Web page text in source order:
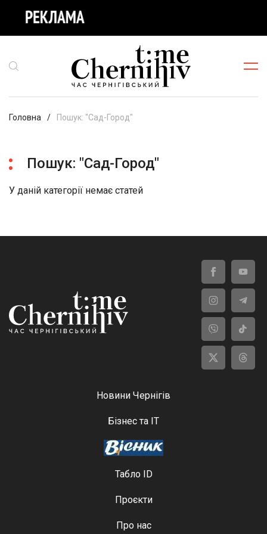
Головна Пошук: "Сад-Город"
Пошук: "Сад-Город"
У даній категорії немає статей
Новини Чернігів
Бізнес та ІТ
Табло ID
Проєкти
Про нас